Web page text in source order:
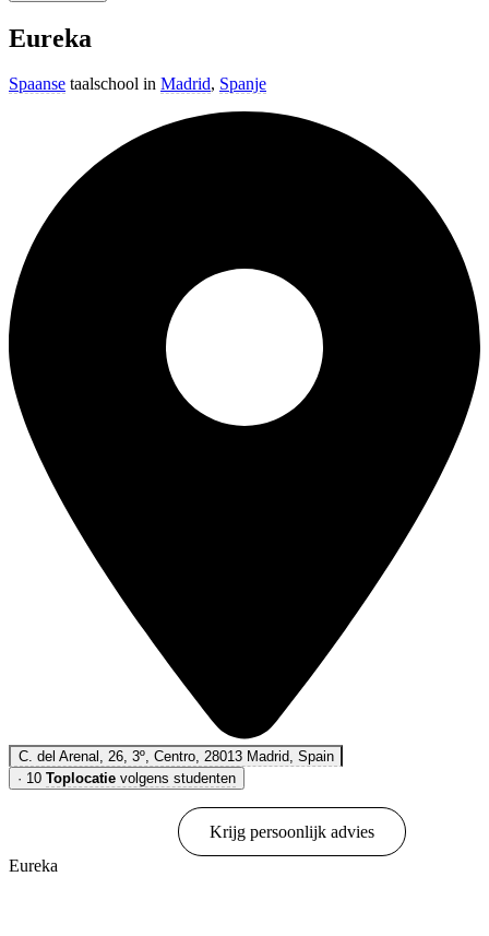
Eureka
Spaanse taalschool in Madrid, Spanje
C. del Arenal, 26, 3º, Centro, 28013 Madrid, Spain
· 10 Toplocatie volgens studenten
Krijg persoonlijk advies
Eureka